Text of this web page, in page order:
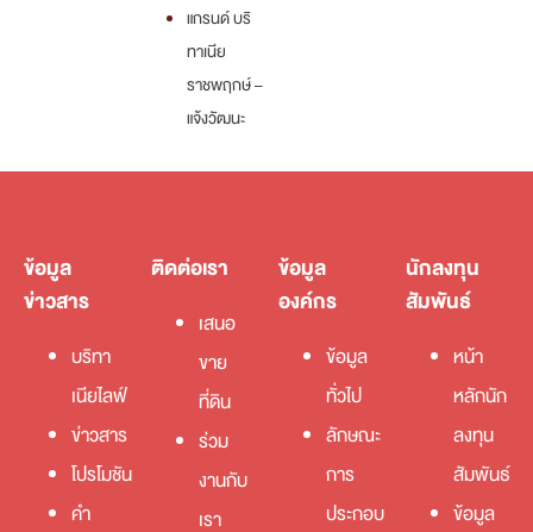
แกรนด์ บริ
ทาเนีย
ราชพฤกษ์ –
แจ้งวัฒนะ
ข้อมูล
ข่าวสาร
บริทา
เนียไลฟ์
ข่าวสาร
โปรโมชัน
คำ
ติดต่อเรา
เสนอ
ขาย
ที่ดิน
ร่วม
งานกับ
เรา
ข้อมูล
องค์กร
ข้อมูล
ทั่วไป
ลักษณะ
การ
ประกอบ
นักลงทุน
สัมพันธ์
หน้า
หลักนัก
ลงทุน
สัมพันธ์
ข้อมูล